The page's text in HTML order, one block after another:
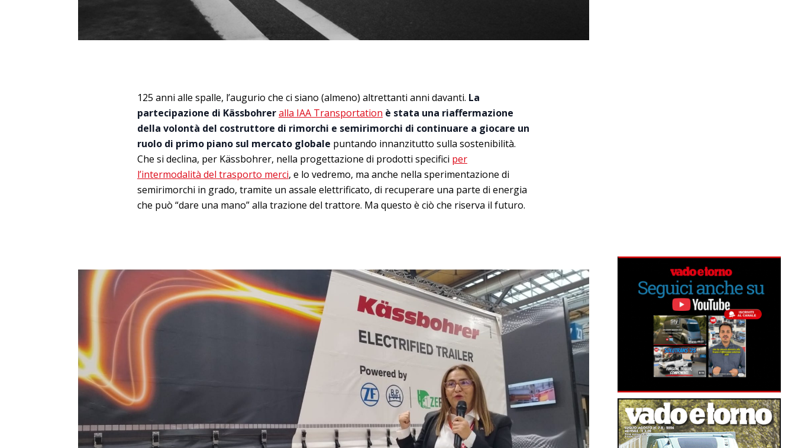
125 anni alle spalle, l’augurio che ci siano (almeno) altrettanti anni davanti. La
partecipazione di Kässbohreralla IAA Transportation è stata una riaffermazione
della volontà del costruttore di rimorchi e semirimorchi di continuare a giocare un
ruolo di primo piano sul mercato globale puntando innanzitutto sulla sostenibilità.
Che si declina, per Kässbohrer, nella progettazione di prodotti specifici per
l’intermodalità del trasporto merci, e lo vedremo, ma anche nella sperimentazione di
semirimorchi in grado, tramite un assale elettrificato, di recuperare una parte di energia
che può “dare una mano” alla trazione del trattore. Ma questo è ciò che riserva il futuro.